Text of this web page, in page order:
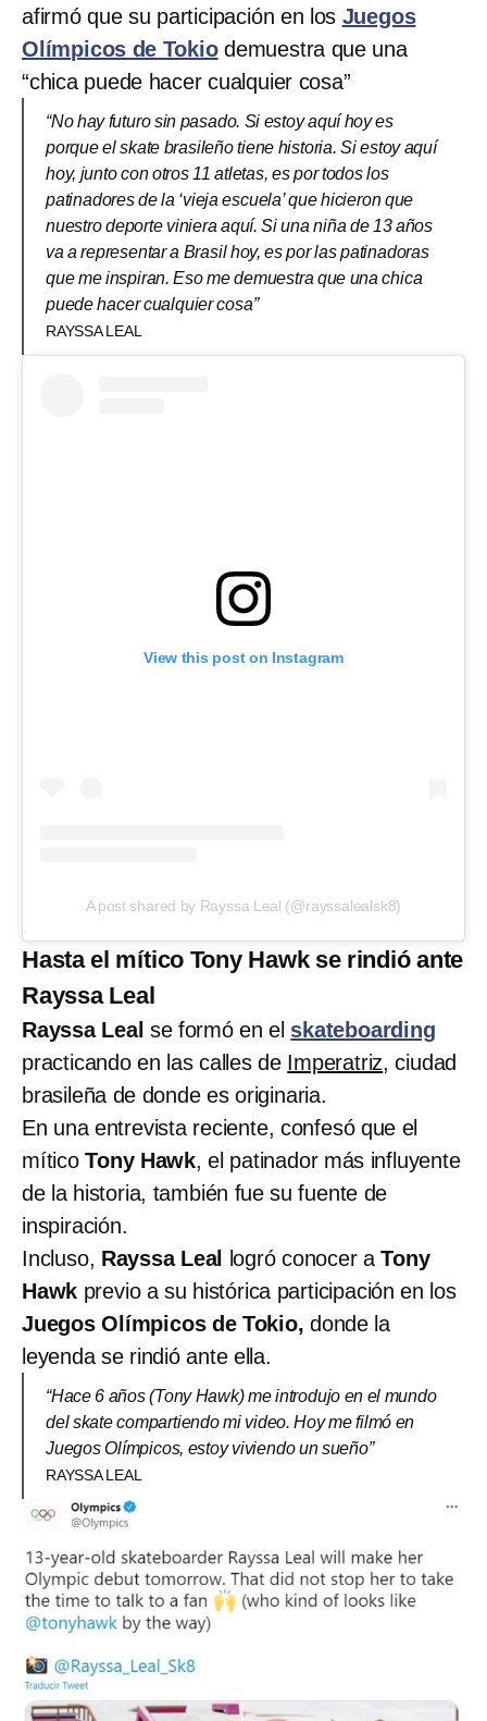
afirmó que su participación en los Juegos
Olímpicos de Tokiodemuestra que una
“chica puede hacer cualquier cosa”
“No hay futuro sin pasado. Si estoy aquí hoy es
porque el skate brasileño tiene historia. Si estoy aquí
hoy, junto con otros 11 atletas, es por todos los
patinadores de la ‘vieja escuela’ que hicieron que
nuestro deporte viniera aquí. Si una niña de 13 años
va a representar a Brasil hoy, es por las patinadoras
que me inspiran. Eso me demuestra que una chica
puede hacer cualquier cosa”
RAYSSA LEAL
View this post on Instagram
A post shared by Rayssa Leal (@rayssalealsk8)
Hasta el mítico Tony Hawk se rindió ante
Rayssa Leal
Rayssa Leal se formó en el skateboarding
practicando en las calles de Imperatriz, ciudad
brasileña de donde es originaria.
En una entrevista reciente, confesó que el
míticoTony Hawk, el patinador más influyente
de la historia, también fue su fuente de
inspiración.
Incluso, Rayssa Leal logró conocer aTony
Hawk previo a su histórica participación en los
Juegos Olímpicos de Tokio,donde la
leyenda se rindió ante ella.
“Hace 6 años (Tony Hawk) me introdujo en el mundo
del skate compartiendo mi video. Hoy me filmó en
Juegos Olímpicos, estoy viviendo un sueño”
RAYSSA LEAL